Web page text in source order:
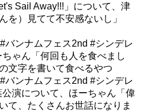
Sail Away!!!」について、津
を）見てて不安感ないし」
#バンナムフェス2nd #シンデレ
ゃん「何回も人を食べまし
字を書いて食べるやつ
#バンナムフェス2nd #シンデレ
演について、ほーちゃん「偉
て、たくさんお世話になりま